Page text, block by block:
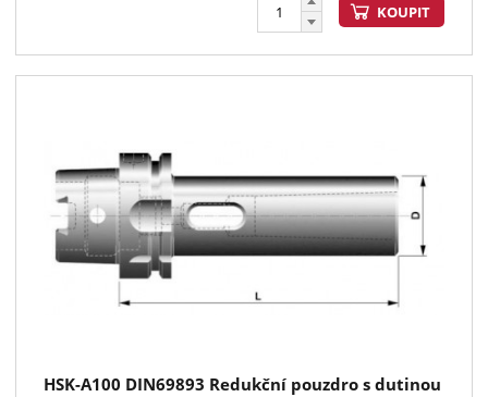
KOUPIT
HSK-A100 DIN69893 Redukční pouzdro s dutinou